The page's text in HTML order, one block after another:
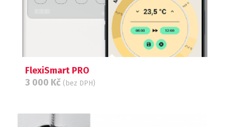
FlexiSmart PRO
3 000 Kč (bez DPH)